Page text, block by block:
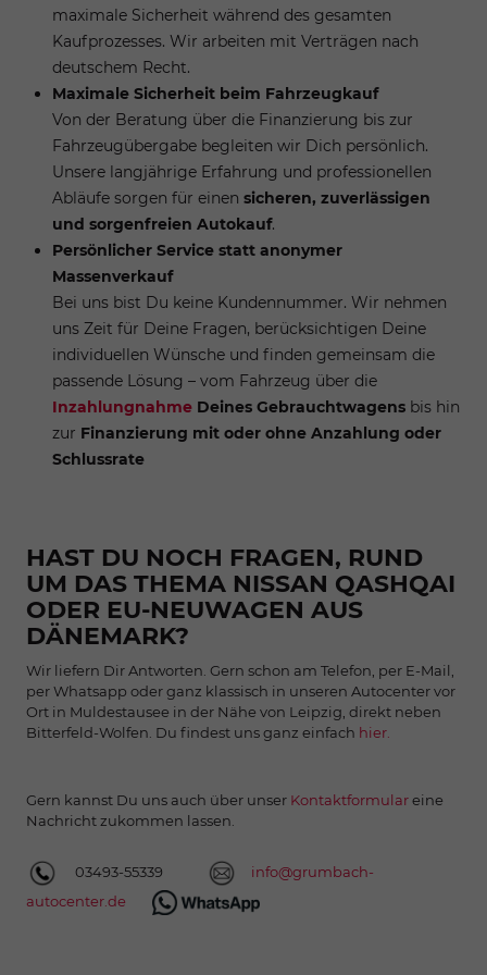
maximale Sicherheit während des gesamten
Kaufprozesses. Wir arbeiten mit Verträgen nach
deutschem Recht.
Maximale Sicherheit beim Fahrzeugkauf
Von der Beratung über die Finanzierung bis zur
Fahrzeugübergabe begleiten wir Dich persönlich.
Unsere langjährige Erfahrung und professionellen
Abläufe sorgen für einen sicheren, zuverlässigen
und sorgenfreien Autokauf.
Persönlicher Service statt anonymer
Massenverkauf
Bei uns bist Du keine Kundennummer. Wir nehmen
uns Zeit für Deine Fragen, berücksichtigen Deine
individuellen Wünsche und finden gemeinsam die
passende Lösung – vom Fahrzeug über die
Inzahlungnahme Deines Gebrauchtwagens bis hin
zur Finanzierung mit oder ohne Anzahlung oder
Schlussrate
HAST DU NOCH FRAGEN, RUND
UM DAS THEMA NISSAN QASHQAI
ODER EU-NEUWAGEN AUS
DÄNEMARK?
Wir liefern Dir Antworten. Gern schon am Telefon, per E-Mail,
per Whatsapp oder ganz klassisch in unseren Autocenter vor
Ort in Muldestausee in der Nähe von Leipzig, direkt neben
Bitterfeld-Wolfen. Du findest uns ganz einfach hier.
Gern kannst Du uns auch über unser Kontaktformulareine
Nachricht zukommen lassen.
03493-55339
info@grumbach-
autocenter.de